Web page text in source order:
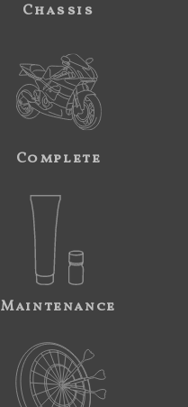
Chassis
Complete
Maintenance